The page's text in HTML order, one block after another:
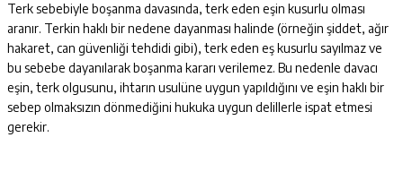
Terk sebebiyle boşanma davasında, terk eden eşin kusurlu olması
aranır. Terkin haklı bir nedene dayanması halinde (örneğin şiddet, ağır
hakaret, can güvenliği tehdidi gibi), terk eden eş kusurlu sayılmaz ve
bu sebebe dayanılarak boşanma kararı verilemez. Bu nedenle davacı
eşin, terk olgusunu, ihtarın usulüne uygun yapıldığını ve eşin haklı bir
sebep olmaksızın dönmediğini hukuka uygun delillerle ispat etmesi
gerekir.